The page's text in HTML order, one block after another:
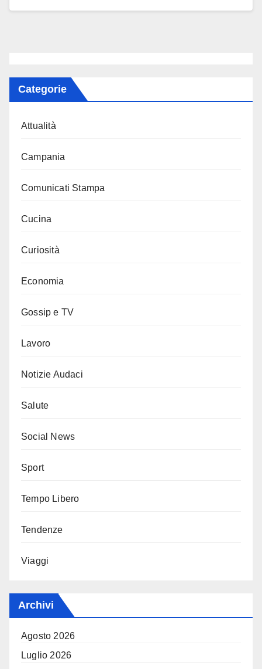
Categorie
Attualità
Campania
Comunicati Stampa
Cucina
Curiosità
Economia
Gossip e TV
Lavoro
Notizie Audaci
Salute
Social News
Sport
Tempo Libero
Tendenze
Viaggi
Archivi
Agosto 2026
Luglio 2026